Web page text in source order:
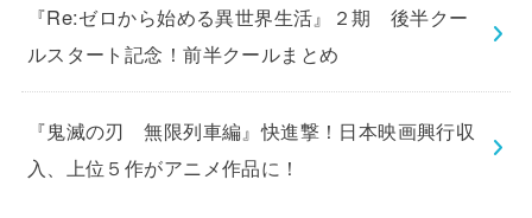
『Re:ゼロから始める異世界生活』２期 後半クー
ルスタート記念！前半クールまとめ
『鬼滅の刃 無限列車編』快進撃！日本映画興行収
入、上位５作がアニメ作品に！